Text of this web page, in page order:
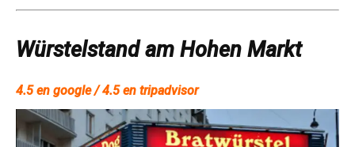
Würstelstand am Hohen Markt
4.5 en google / 4.5 en tripadvisor